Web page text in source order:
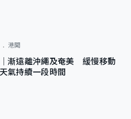
港聞
漸遠離沖繩及奄美 緩慢移動
氣持續一段時間